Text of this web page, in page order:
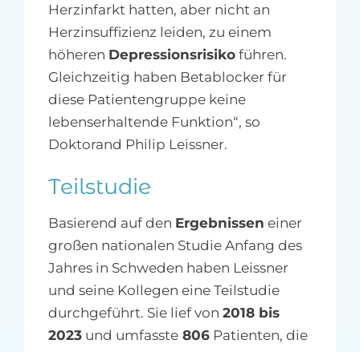
Herzinfarkt hatten, aber nicht an
Herzinsuffizienz leiden, zu einem
höheren Depressionsrisikoführen.
Gleichzeitig haben Betablocker für
diese Patientengruppe keine
lebenserhaltende Funktion“, so
Doktorand Philip Leissner.
Teilstudie
Basierend auf den Ergebnissen einer
großen nationalen Studie Anfang des
Jahres in Schweden haben Leissner
und seine Kollegen eine Teilstudie
durchgeführt. Sie lief von 2018 bis
2023und umfasste806Patienten, die